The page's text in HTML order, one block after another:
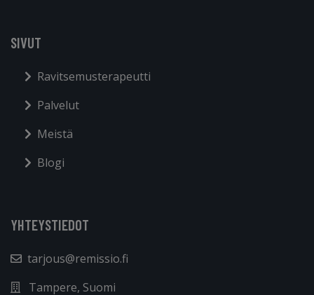
SIVUT
Ravitsemusterapeutti
Palvelut
Meistä
Blogi
YHTEYSTIEDOT
tarjous@remissio.fi
Tampere, Suomi